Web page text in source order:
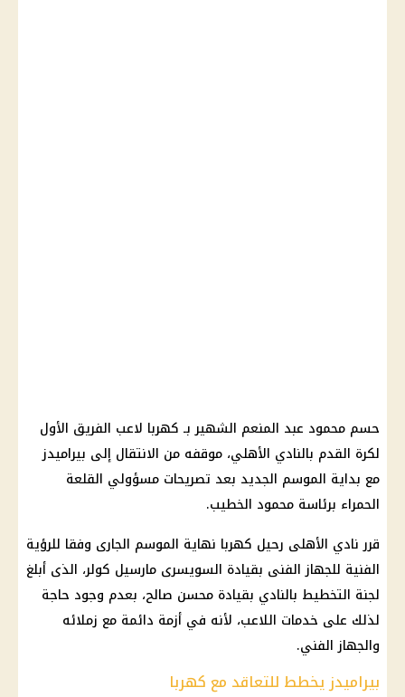
حسم محمود عبد المنعم الشهير بـ كهربا لاعب الفريق الأول
لكرة القدم بالنادي الأهلي، موقفه من الانتقال إلى بيراميدز
مع بداية الموسم الجديد بعد تصريحات مسؤولي القلعة
الحمراء برئاسة محمود الخطيب.
قرر نادي الأهلى رحيل كهربا نهاية الموسم الجارى وفقا للرؤية
الفنية للجهاز الفنى بقيادة السويسرى مارسيل كولر، الذى أبلغ
لجنة التخطيط بالنادي بقيادة محسن صالح، بعدم وجود حاجة
لذلك على خدمات اللاعب، لأنه في أزمة دائمة مع زملائه
والجهاز الفني.
بيراميدز يخطط للتعاقد مع كهربا